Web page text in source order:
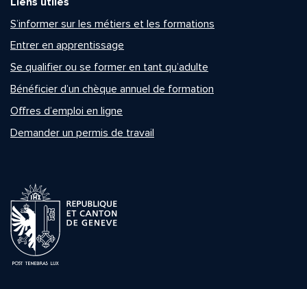
S’informer sur les métiers et les formations
Entrer en apprentissage
Se qualifier ou se former en tant qu’adulte
Bénéficier d’un chèque annuel de formation
Offres d’emploi en ligne
Demander un permis de travail